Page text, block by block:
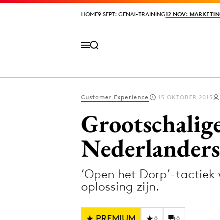
HOME9 SEPT: GENAI-TRAINING12 NOV:
HOME9 SEPT: GENAI-TRAINING12 NOV:
Design
Diversiteit
Customer Experience 15 OKTOBER 2015
‘Open het Dorp’-
oplossing zijn.
0 0